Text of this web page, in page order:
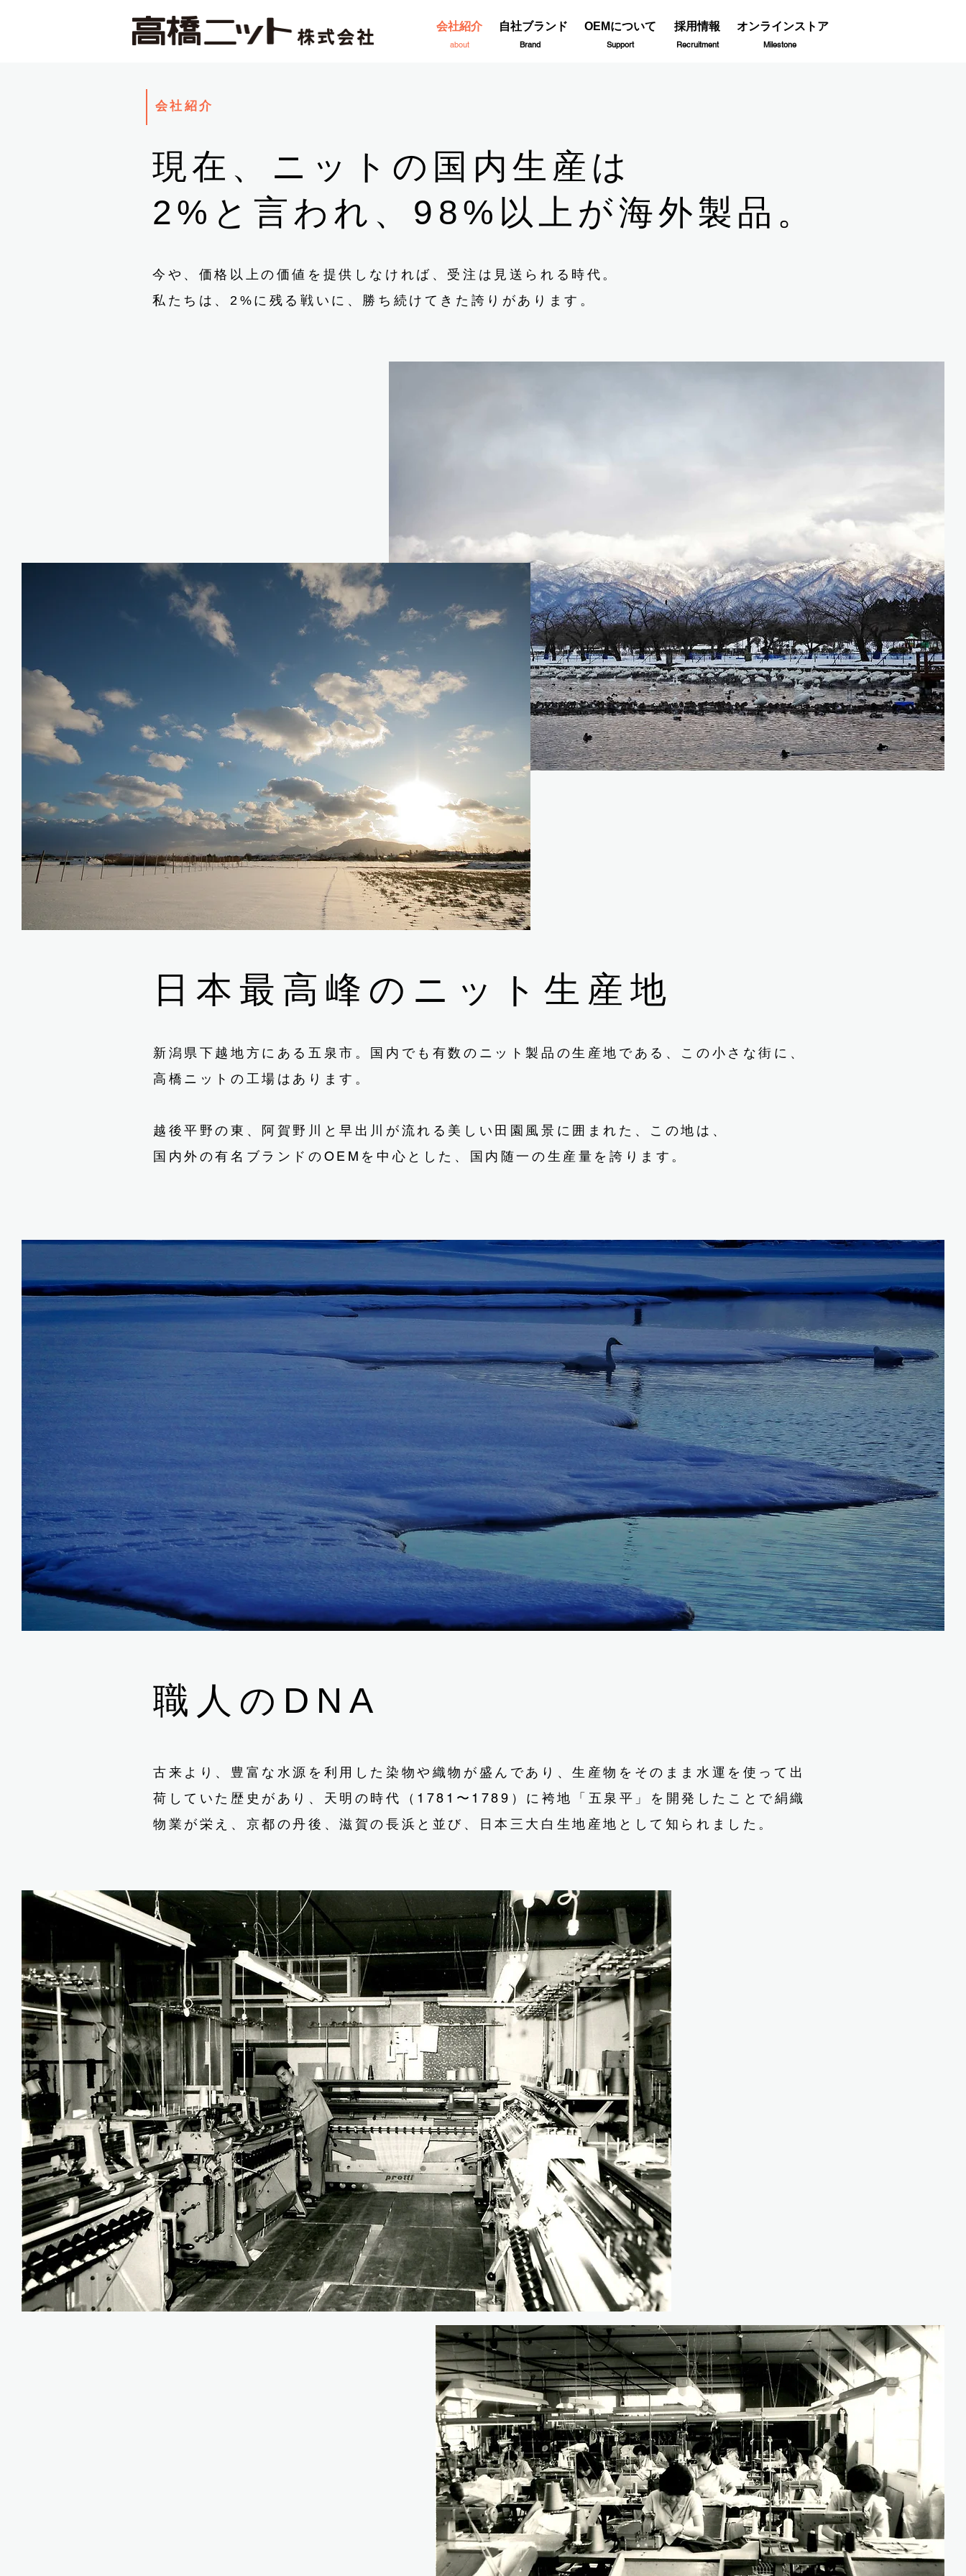
about
会社紹介 自社ブランド
Brand Support Recruitment
OEMについて 採用情報 オンラインストア
Milestone
会社紹介
現在、ニットの国内生産は
2%と言われ、98%以上が海外製品。
今や、価格以上の価値を提供しなければ、受注は見送られる時代。
私たちは、2%に残る戦いに、勝ち続けてきた誇りがあります。
日本最高峰のニット生産地
新潟県下越地方にある五泉市。国内でも有数のニット製品の生産地である、この小さな街に、
高橋ニットの工場はあります。
越後平野の東、阿賀野川と早出川が流れる美しい田園風景に囲まれた、この地は、
国内外の有名ブランドのOEMを中心とした、国内随一の生産量を誇ります。
職人のDNA
古来より、豊富な水源を利用した染物や織物が盛んであり、生産物をそのまま水運を使って出
荷していた歴史があり、天明の時代（1781〜1789）に袴地「五泉平」を開発したことで絹織
物業が栄え、京都の丹後、滋賀の長浜と並び、日本三大白生地産地として知られました。